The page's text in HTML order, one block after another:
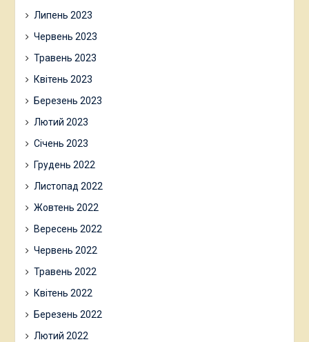
Липень 2023
Червень 2023
Травень 2023
Квітень 2023
Березень 2023
Лютий 2023
Січень 2023
Грудень 2022
Листопад 2022
Жовтень 2022
Вересень 2022
Червень 2022
Травень 2022
Квітень 2022
Березень 2022
Лютий 2022